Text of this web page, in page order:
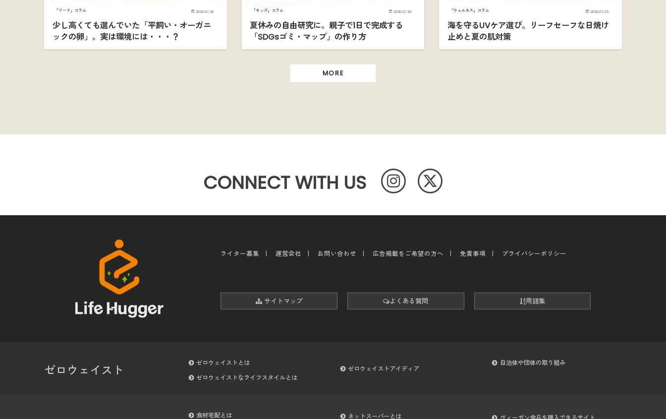
「フード」コラム 2026.07.30
少し高くても選んでいた「平飼い・オーガニ
ックの卵」。実は環境には・・・？
「キッズ」コラム 2026.07.30
夏休みの自由研究に。親子で1日で完成する
「SDGsゴミ・マップ」の作り方
「ウェルネス」コラム 2026.07.25
海を守るUVケア選び。リーフセーフな日焼け
止めと夏の肌対策
MORE
CONNECT WITH US
ライター募集 運営会社 お問い合わせ 広告掲載をご希望の方へ 免責事項 プライバシーポリシー
サイトマップ よくある質問 用語集
ゼロウェイスト
ゼロウェイストとは
ゼロウェイストなライフスタイルとは
ゼロウェイストアイディア
自治体や団体の取り組み
食材宅配とは ネットスーパーとは